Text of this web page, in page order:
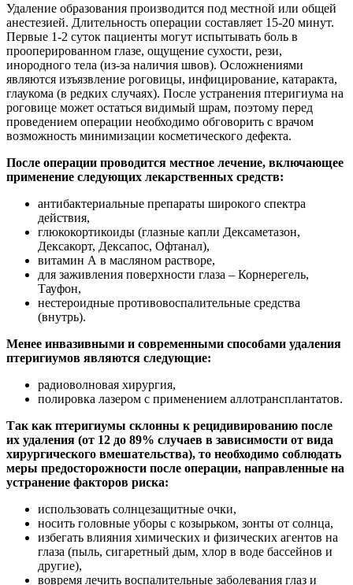
Удаление образования производится под местной или общей
анестезией. Длительность операции составляет 15-20 минут.
Первые 1-2 суток пациенты могут испытывать боль в
прооперированном глазе, ощущение сухости, рези,
инородного тела (из-за наличия швов). Осложнениями
являются изъязвление роговицы, инфицирование, катаракта,
глаукома (в редких случаях). После устранения птеригиума на
роговице может остаться видимый шрам, поэтому перед
проведением операции необходимо обговорить с врачом
возможность минимизации косметического дефекта.
После операции проводится местное лечение, включающее
применение следующих лекарственных средств:
антибактериальные препараты широкого спектра
действия,
глюкокортикоиды (глазные капли Дексаметазон,
Дексакорт, Дексапос, Офтанал),
витамин А в масляном растворе,
для заживления поверхности глаза – Корнерегель,
Тауфон,
нестероидные противовоспалительные средства
(внутрь).
Менее инвазивными и современными способами удаления
птеригиумов являются следующие:
радиоволновая хирургия,
полировка лазером с применением аллотрансплантатов.
Так как птеригиумы склонны к рецидивированию после
их удаления (от 12 до 89% случаев в зависимости от вида
хирургического вмешательства), то необходимо соблюдать
меры предосторожности после операции, направленные на
устранение факторов риска:
использовать солнцезащитные очки,
носить головные уборы с козырьком, зонты от солнца,
избегать влияния химических и физических агентов на
глаза (пыль, сигаретный дым, хлор в воде бассейнов и
другие),
вовремя лечить воспалительные заболевания глаз и